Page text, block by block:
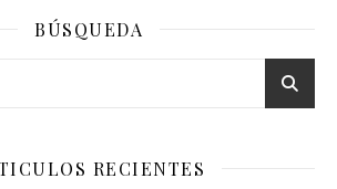
BÚSQUEDA
RECIENTES